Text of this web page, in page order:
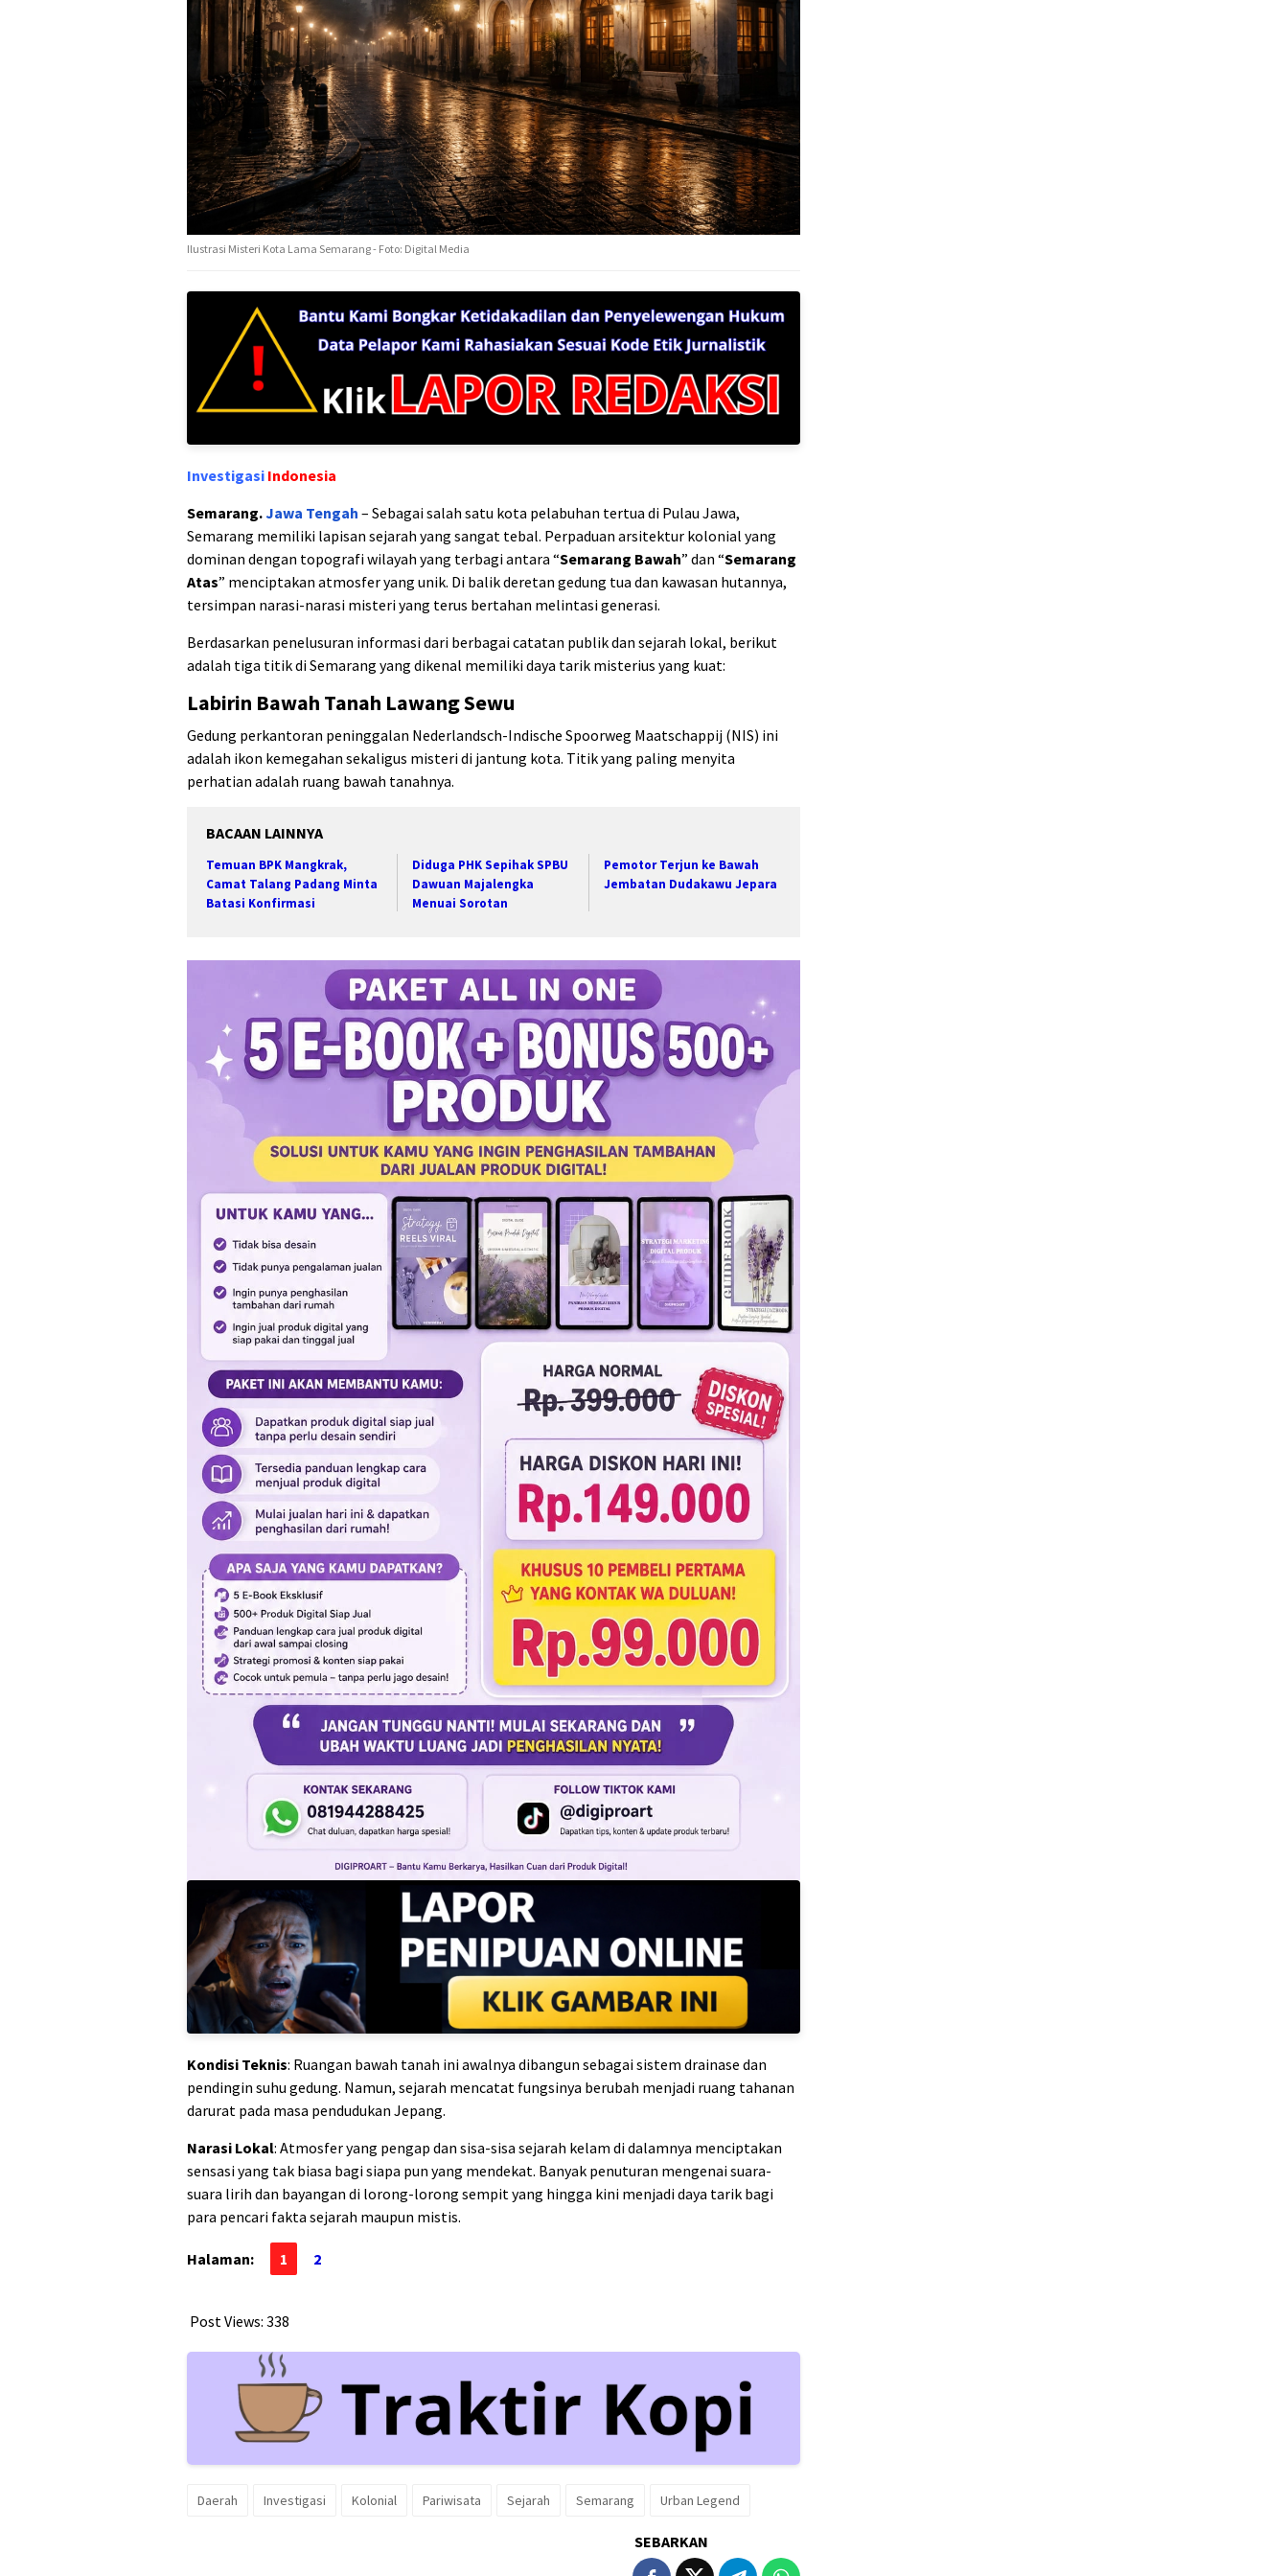
Ilustrasi Misteri Kota Lama Semarang - Foto: Digital Media
Investigasi Indonesia
Semarang.Jawa Tengah – Sebagai salah satu kota pelabuhan tertua di Pulau Jawa,
Semarang memiliki lapisan sejarah yang sangat tebal. Perpaduan arsitektur kolonial yang
dominan dengan topografi wilayah yang terbagi antara “Semarang Bawah” dan “Semarang
Atas” menciptakan atmosfer yang unik. Di balik deretan gedung tua dan kawasan hutannya,
tersimpan narasi-narasi misteri yang terus bertahan melintasi generasi.
Berdasarkan penelusuran informasi dari berbagai catatan publik dan sejarah lokal, berikut
adalah tiga titik di Semarang yang dikenal memiliki daya tarik misterius yang kuat:
Labirin Bawah Tanah Lawang Sewu
Gedung perkantoran peninggalan Nederlandsch-Indische Spoorweg Maatschappij (NIS) ini
adalah ikon kemegahan sekaligus misteri di jantung kota. Titik yang paling menyita
perhatian adalah ruang bawah tanahnya.
BACAAN LAINNYA
Temuan BPK Mangkrak,
Camat Talang Padang Minta
Batasi Konfirmasi
Diduga PHK Sepihak SPBU
Dawuan Majalengka
Menuai Sorotan
Pemotor Terjun ke Bawah
Jembatan Dudakawu Jepara
Kondisi Teknis: Ruangan bawah tanah ini awalnya dibangun sebagai sistem drainase dan
pendingin suhu gedung. Namun, sejarah mencatat fungsinya berubah menjadi ruang tahanan
darurat pada masa pendudukan Jepang.
Narasi Lokal: Atmosfer yang pengap dan sisa-sisa sejarah kelam di dalamnya menciptakan
sensasi yang tak biasa bagi siapa pun yang mendekat. Banyak penuturan mengenai suara-
suara lirih dan bayangan di lorong-lorong sempit yang hingga kini menjadi daya tarik bagi
para pencari fakta sejarah maupun mistis.
Halaman: 1 2
Post Views: 338
Daerah Investigasi Kolonial Pariwisata Sejarah Semarang Urban Legend
SEBARKAN